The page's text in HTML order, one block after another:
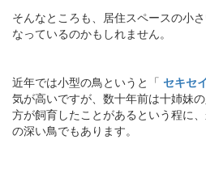
そんなところも、居住スペースの小
なっているのかもしれません。
近年では小型の鳥というと「 セキセ
気が高いですが、数十年前は十姉妹
方が飼育したことがあるという程に
の深い鳥でもあります。